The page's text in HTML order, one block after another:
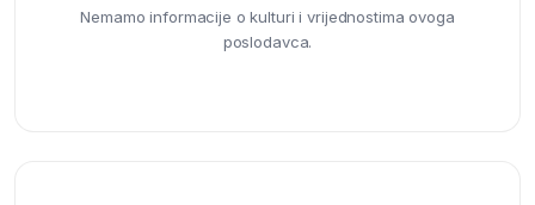
Nemamo informacije o kulturi i vrijednostima ovoga
poslodavca.